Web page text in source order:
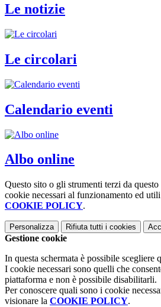
Le notizie
Le circolari
Calendario eventi
Albo online
Questo sito o gli strumenti terzi da
cookie necessari al funzionamento ed
COOKIE POLICY.
Personalizza Rifiuta tutti i cookies
Gestione cookie
In questa schermata è possibile scegliere
I cookie necessari sono quelli che
piattaforma e non è possibile disabilitarli.
Per conoscere quali sono i cookie
visionare la COOKIE POLICY.